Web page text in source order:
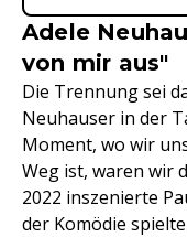
Adele
von mir aus"
Die Trennung sei
Neuhauser in der
Moment, wo wir
Weg ist, waren wir
2022 inszenierte
der Komödie